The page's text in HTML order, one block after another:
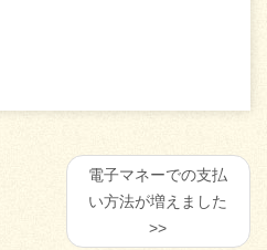
電子マネーでの支払
い方法が増えました